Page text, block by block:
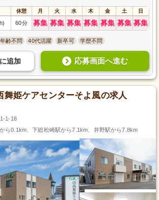
休憩 月 火 水 木 金 土 日
60分 募集 募集 募集 募集 募集 募集 募集
年齢不問 40代活躍 新卒可 学歴不問
に追加 応募画面へ進む
舞姫ケアセンターそよ風の求人
1-18
ら0.1km、下総松崎駅から7.1km、井野駅から7.8km